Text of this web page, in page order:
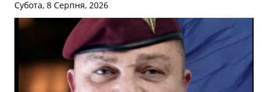
Субота, 8 Серпня, 2026